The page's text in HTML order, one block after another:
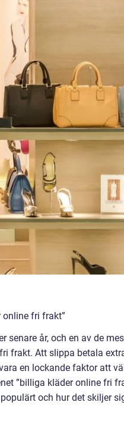
online fri frakt”
senare år, och en av de
frakt. Att slippa betala
en lockande faktor att
”billiga kläder online fri
och hur det skiljer